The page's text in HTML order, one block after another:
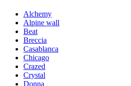
Alchemy
Alpine wall
Beat
Breccia
Casablanca
Chicago
Crazed
Crystal
Donna